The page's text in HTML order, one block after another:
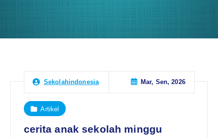
Sekolahindonesia Mar, Sen, 2026
Artikel
cerita anak sekolah minggu